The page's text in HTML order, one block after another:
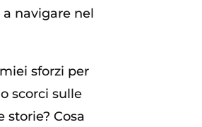
navigare nel
sforzi per
scorci sulle
Cosa